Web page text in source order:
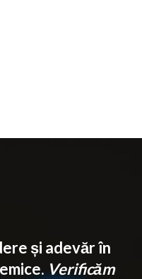
și adevăr în
Verificăm